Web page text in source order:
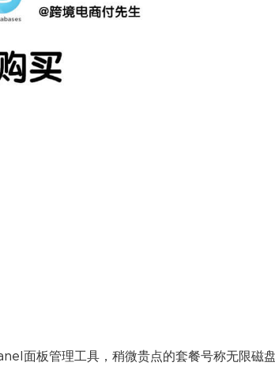
面板管理工具，稍微贵点的套餐号称无限磁